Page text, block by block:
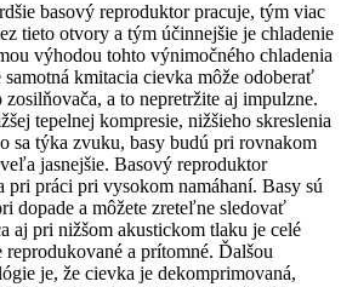
basový reproduktor pracuje, tým viac
tieto otvory a tým účinnejšie je chladenie
výhodou tohto výnimočného chladenia
kmitacia cievka môže odoberať
a to nepretržite aj impulzne.
tepelnej kompresie, nižšieho skreslenia
sa týka zvuku, basy budú pri rovnakom
jasnejšie. Basový reproduktor
pri práci pri vysokom namáhaní. Basy sú
dopade a môžete zreteľne sledovať
aj pri nižšom akustickom tlaku je celé
reprodukované a prítomné. Ďalšou
je, že cievka je dekomprimovaná,